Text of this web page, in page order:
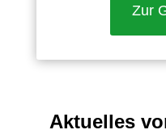
Zur
Aktuelles